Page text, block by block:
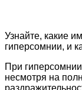
Узнайте, какие
гиперсомнии, и
При гиперсомнии
несмотря на